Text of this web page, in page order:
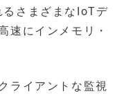
さまざまなIoTデ
速にインメモリ・
ライアントな監視